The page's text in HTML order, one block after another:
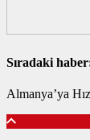
Sıradaki
Almanya’ya